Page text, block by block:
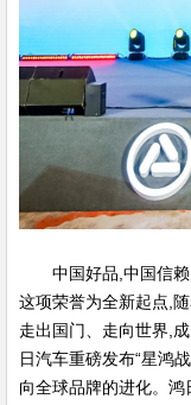
中国好品,中国信
这项荣誉为全新起点,
走出国门、走向世界,
日汽车重磅发布“星鸿
向全球品牌的进化。